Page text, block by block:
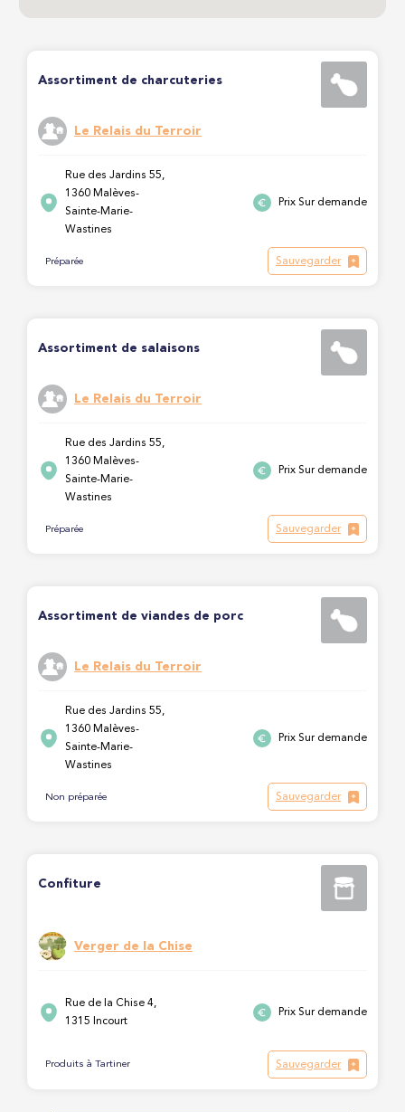
Assortiment de charcuteries
Le Relais du Terroir
Rue des Jardins 55,
1360 Malèves-
Sainte-Marie-
Wastines
Prix Sur demande
Préparée Sauvegarder
Assortiment de salaisons
Le Relais du Terroir
Rue des Jardins 55,
1360 Malèves-
Sainte-Marie-
Wastines
Prix Sur demande
Préparée Sauvegarder
Assortiment de viandes de porc
Le Relais du Terroir
Rue des Jardins 55,
1360 Malèves-
Sainte-Marie-
Wastines
Prix Sur demande
Non préparée Sauvegarder
Confiture
Verger de la Chise
Rue de la Chise 4,
1315 Incourt
Prix Sur demande
Produits à Tartiner Sauvegarder